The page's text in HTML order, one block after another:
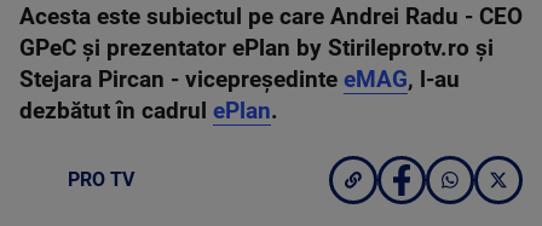
Acesta este subiectul pe care Andrei Radu - CEO
GPeC și prezentator ePlan by Stirileprotv.ro și
Stejara Pircan - vicepreședinte eMAG, l-au
dezbătut în cadrul ePlan.
PRO TV